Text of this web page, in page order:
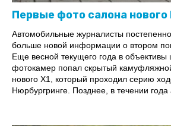
Первые фото салона нового
Автомобильные журналисты
больше новой информации о втором
Еще весной текущего года в объективы
фотокамер попал скрытый
нового Х1, который проходил серию
Нюрбургринге. Позднее, в течении года